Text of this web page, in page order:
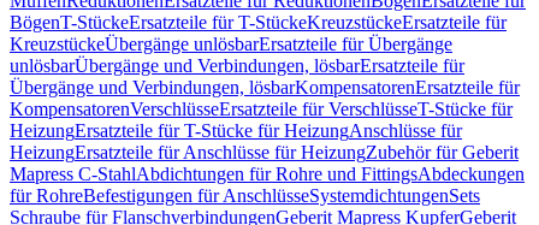
BögenT-StückeErsatzteile für T-StückeKreuzstückeErsatzteile für
KreuzstückeÜbergänge unlösbarErsatzteile für Übergänge
unlösbarÜbergänge und Verbindungen, lösbarErsatzteile für
Übergänge und Verbindungen, lösbarKompensatorenErsatzteile für
KompensatorenVerschlüsseErsatzteile für VerschlüsseT-Stücke für
HeizungErsatzteile für T-Stücke für HeizungAnschlüsse für
HeizungErsatzteile für Anschlüsse für HeizungZubehör für Geberit
Mapress C-StahlAbdichtungen für Rohre und FittingsAbdeckungen
für RohreBefestigungen für AnschlüsseSystemdichtungenSets
Schraube für FlanschverbindungenGeberit Mapress KupferGeberit